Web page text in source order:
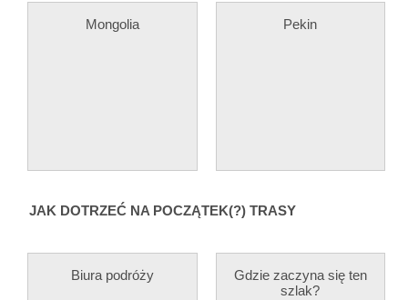
Mongolia Pekin
JAK DOTRZEĆ NA POCZĄTEK(?) TRASY
Biura podróży
Gdzie zaczyna się ten
szlak?